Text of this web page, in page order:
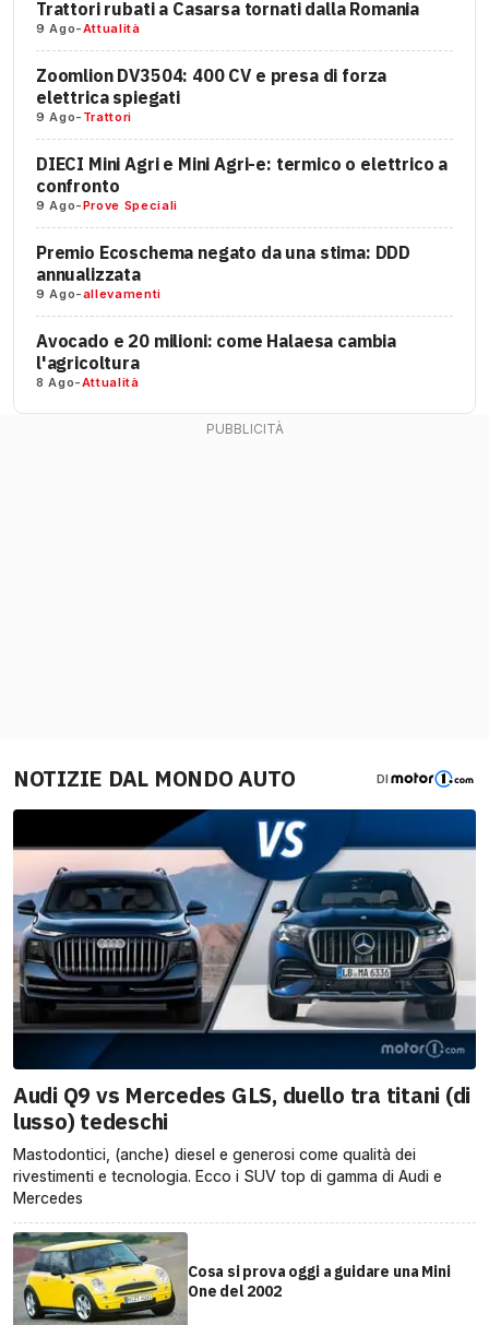
Trattori rubati a Casarsa tornati dalla Romania
9 Ago-Attualità
Zoomlion DV3504: 400 CV e presa di forza
elettrica spiegati
9 Ago- Trattori
DIECI Mini Agri e Mini Agri-e: termico o elettrico a
confronto
9 Ago-Prove Speciali
Premio Ecoschema negato da una stima: DDD
annualizzata
9 Ago-allevamenti
Avocado e 20 milioni: come Halaesa cambia
l'agricoltura
8 Ago-Attualità
NOTIZIE DAL MONDO AUTO DI
Audi Q9 vs Mercedes GLS, duello tra titani (di
lusso) tedeschi
Mastodontici, (anche) diesel e generosi come qualità dei
rivestimenti e tecnologia. Ecco i SUV top di gamma di Audi e
Mercedes
Cosa si prova oggi a guidare una Mini
One del 2002